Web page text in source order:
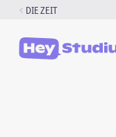
Zum
springen
DIE ZEIT